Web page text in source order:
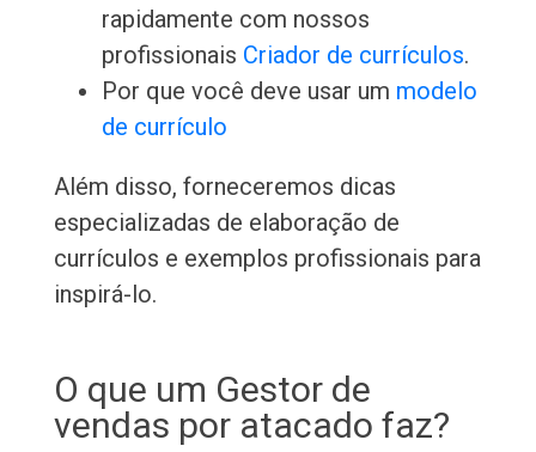
rapidamente com nossos
profissionais Criador de currículos.
Por que você deve usar um modelo
de currículo
Além disso, forneceremos dicas
especializadas de elaboração de
currículos e exemplos profissionais para
inspirá-lo.
O que um Gestor de
vendas por atacado faz?